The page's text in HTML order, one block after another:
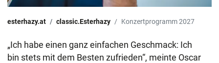
esterhazy.at classic.Esterhazy Konzertprogramm 2027
„Ich habe einen ganz einfachen Geschmack: Ich
bin stets mit dem Besten zufrieden“, meinte Oscar